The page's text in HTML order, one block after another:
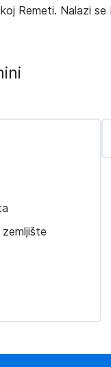
Remeti. Nalazi